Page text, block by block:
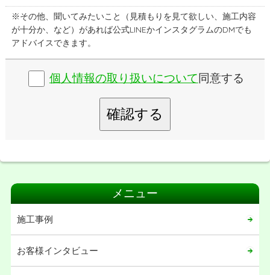
※その他、聞いてみたいこと（見積もりを見て欲しい、施工内容
が十分か、など）があれば公式LINEかインスタグラムのDMでも
アドバイスできます。
個人情報の取り扱いについて同意する
確認する
メニュー
施工事例
お客様インタビュー